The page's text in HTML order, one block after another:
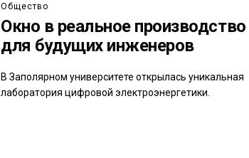
Общество
Окно в реальное производство
для будущих инженеров
В Заполярном университете открылась уникальная
лаборатория цифровой электроэнергетики.